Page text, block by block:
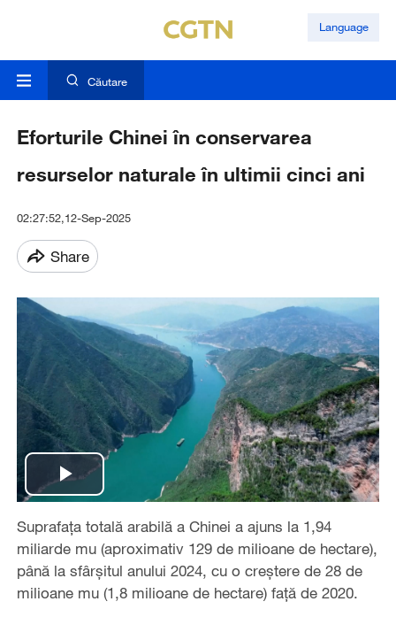
Language
Căutare
Eforturile Chinei în conservarea
resurselor naturale în ultimii cinci ani
02:27:52,12-Sep-2025
Share
Play
Video
Suprafața totală arabilă a Chinei a ajuns la 1,94
miliarde mu (aproximativ 129 de milioane de hectare),
până la sfârșitul anului 2024, cu o creștere de 28 de
milioane mu (1,8 milioane de hectare) față de 2020.